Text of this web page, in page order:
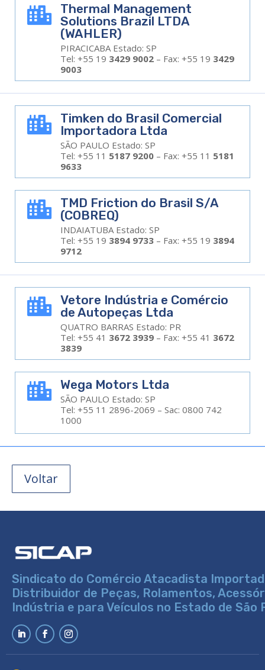

Thermal Management
Solutions Brazil LTDA
(WAHLER)
PIRACICABA Estado: SP
Tel: +55 19 3429 9002 – Fax: +55 19 3429
9003

Timken do Brasil Comercial
Importadora Ltda
SÃO PAULO Estado: SP
Tel: +55 11 5187 9200 – Fax: +55 11 5181
9633

TMD Friction do Brasil S/A
(COBREQ)
INDAIATUBA Estado: SP
Tel: +55 19 3894 9733 – Fax: +55 19 3894
9712
 Vetore Indústria e Comércio
de Autopeças Ltda
QUATRO BARRAS Estado: PR
Tel: +55 41 3672 3939 – Fax: +55 41 3672
3839
 Wega Motors Ltda
SÃO PAULO Estado: SP
Tel: +55 11 2896-2069 – Sac: 0800 742
1000
Voltar
Sindicato do Comércio Atacadista
Distribuidor de Peças, Rolamentos,
Indústria e para Veículos no Estado de São